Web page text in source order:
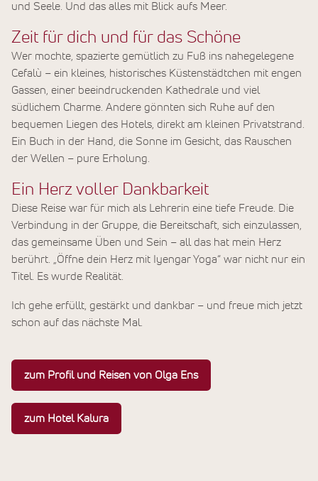
und Seele. Und das alles mit Blick aufs Meer.
Zeit für dich und für das Schöne
Wer mochte, spazierte gemütlich zu Fuß ins nahegelegene
Cefalù – ein kleines, historisches Küstenstädtchen mit engen
Gassen, einer beeindruckenden Kathedrale und viel
südlichem Charme. Andere gönnten sich Ruhe auf den
bequemen Liegen des Hotels, direkt am kleinen Privatstrand.
Ein Buch in der Hand, die Sonne im Gesicht, das Rauschen
der Wellen – pure Erholung.
Ein Herz voller Dankbarkeit
Diese Reise war für mich als Lehrerin eine tiefe Freude. Die
Verbindung in der Gruppe, die Bereitschaft, sich einzulassen,
das gemeinsame Üben und Sein – all das hat mein Herz
berührt. „Öffne dein Herz mit Iyengar Yoga“ war nicht nur ein
Titel. Es wurde Realität.
Ich gehe erfüllt, gestärkt und dankbar – und freue mich jetzt
schon auf das nächste Mal.
zum Profil und Reisen von Olga Ens
zum Hotel Kalura